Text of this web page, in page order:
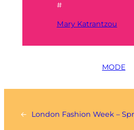
#
Mary Katrantzou
MODE
← London Fashion Week –